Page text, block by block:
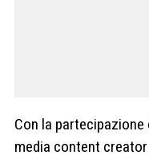
Con la
media content creator